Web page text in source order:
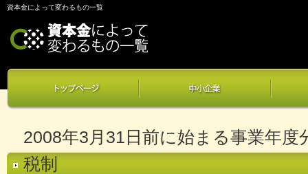
資本金によって変わるもの一覧
2008年3月31日前に始まる事業年度
税制